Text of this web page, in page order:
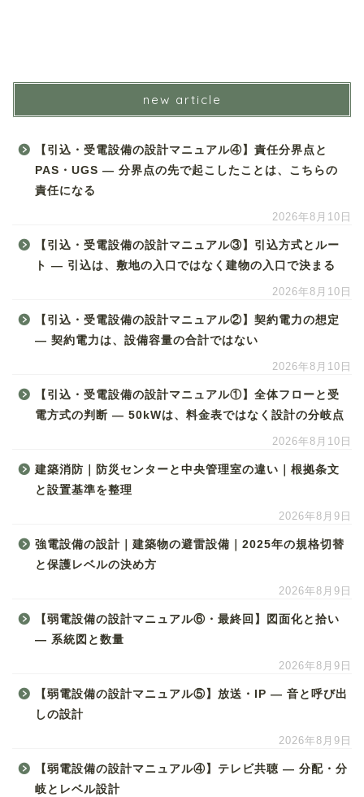
new article
【引込・受電設備の設計マニュアル④】責任分界点と
PAS・UGS ― 分界点の先で起こしたことは、こちらの
責任になる
2026年8月10日
【引込・受電設備の設計マニュアル③】引込方式とルー
ト ― 引込は、敷地の入口ではなく建物の入口で決まる
2026年8月10日
【引込・受電設備の設計マニュアル②】契約電力の想定
― 契約電力は、設備容量の合計ではない
2026年8月10日
【引込・受電設備の設計マニュアル①】全体フローと受
電方式の判断 ― 50kWは、料金表ではなく設計の分岐点
2026年8月10日
建築消防｜防災センターと中央管理室の違い｜根拠条文
と設置基準を整理
2026年8月9日
強電設備の設計｜建築物の避雷設備｜2025年の規格切替
と保護レベルの決め方
2026年8月9日
【弱電設備の設計マニュアル⑥・最終回】図面化と拾い
― 系統図と数量
2026年8月9日
【弱電設備の設計マニュアル⑤】放送・IP ― 音と呼び出
しの設計
2026年8月9日
【弱電設備の設計マニュアル④】テレビ共聴 ― 分配・分
岐とレベル設計